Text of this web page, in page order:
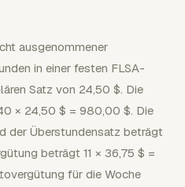
ausgenommener
in einer festen FLSA-
Satz von 24,50 $. Die
× 24,50 $ = 980,00 $. Die
der Überstundensatz beträgt
beträgt 11 × 36,75 $ =
für die Woche